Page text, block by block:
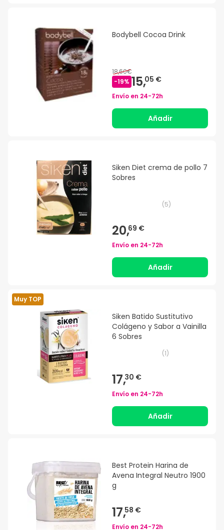
Bodybell Cocoa Drink
18,60€
-19% 15,05 €
Envío en 24-72h
Añadir
Siken Diet crema de pollo 7
Sobres
(5)
20,69 €
Envío en 24-72h
Añadir
Muy TOP
Siken Batido Sustitutivo
Colágeno y Sabor a Vainilla
6 Sobres
(1)
17,30 €
Envío en 24-72h
Añadir
Best Protein Harina de
Avena Integral Neutro 1900
g
17,58 €
Envío en 24-72h